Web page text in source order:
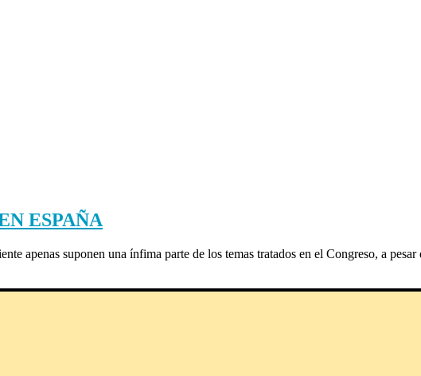
ESPAÑA
apenas suponen una ínfima parte de los temas tratados en el Congreso, a